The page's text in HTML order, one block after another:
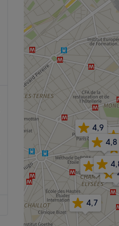
4,4
4,7
4,9
4,8